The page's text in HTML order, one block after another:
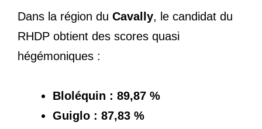
Dans la région du Cavally, le candidat du
RHDP obtient des scores quasi
hégémoniques :
Bloléquin : 89,87 %
Guiglo : 87,83 %